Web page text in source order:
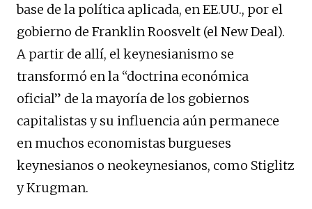
base de la política aplicada, en EE.UU., por el
gobierno de Franklin Roosvelt (el New Deal).
A partir de allí, el keynesianismo se
transformó en la “doctrina económica
oficial” de la mayoría de los gobiernos
capitalistas y su influencia aún permanece
en muchos economistas burgueses
keynesianos o neokeynesianos, como Stiglitz
y Krugman.